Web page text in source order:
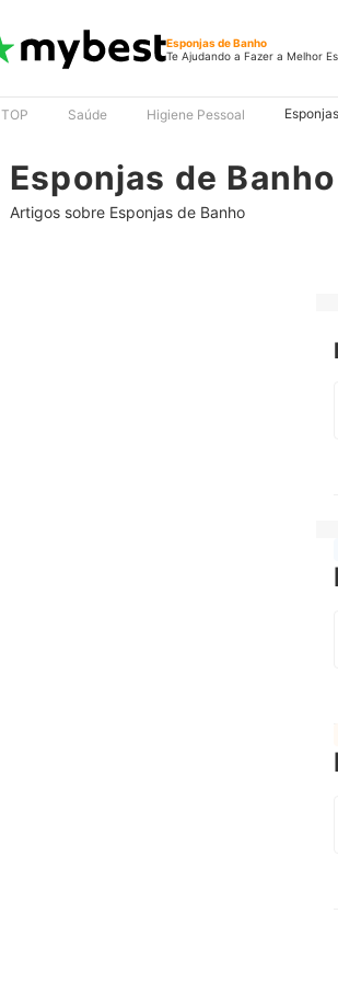
Esponjas de Banho
Te Ajudando a Fazer a Melhor
TOP Saúde Higiene Pessoal
Esponjas de Banho
Artigos sobre Esponjas de Banho